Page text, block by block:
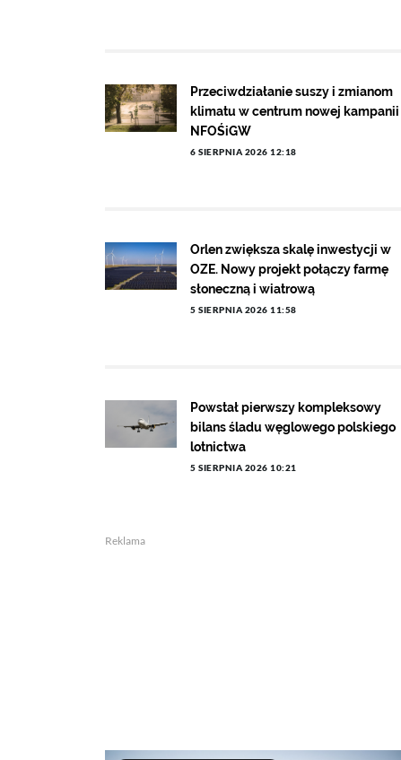
Przeciwdziałanie suszy i zmianom
klimatu w centrum nowej kampanii
NFOŚiGW
6 SIERPNIA 2026 12:18
Orlen zwiększa skalę inwestycji w
OZE. Nowy projekt połączy farmę
słoneczną i wiatrową
5 SIERPNIA 2026 11:58
Powstał pierwszy kompleksowy
bilans śladu węglowego polskiego
lotnictwa
5 SIERPNIA 2026 10:21
Reklama